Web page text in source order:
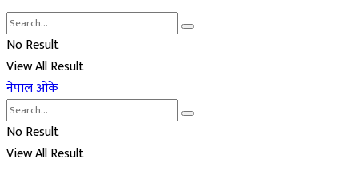
No Result
View All Result
नेपाल ओके
No Result
View All Result